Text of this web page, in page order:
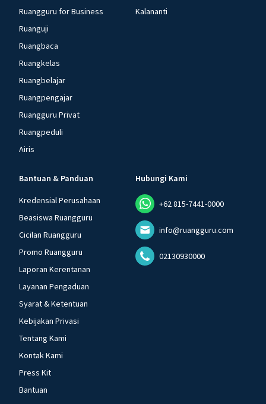
Ruangguru for Business
Ruanguji
Ruangbaca
Ruangkelas
Ruangbelajar
Ruangpengajar
Ruangguru Privat
Ruangpeduli
Airis
Kalananti
Bantuan & Panduan
Kredensial Perusahaan
Beasiswa Ruangguru
Cicilan Ruangguru
Promo Ruangguru
Laporan Kerentanan
Layanan Pengaduan
Syarat & Ketentuan
Kebijakan Privasi
Tentang Kami
Kontak Kami
Press Kit
Bantuan
Hubungi Kami
+62 815-7441-0000
info@ruangguru.com
02130930000